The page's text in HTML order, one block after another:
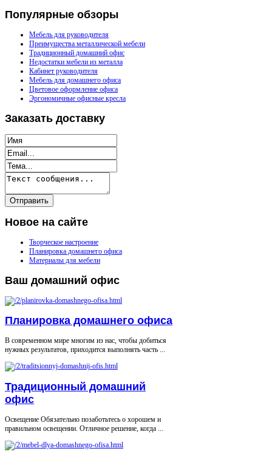
Популярные обзоры
Мебель для руководителя
Преимущества металлической мебели
Традиционный домашний офис
Недостатки мебели из металла
Кабинет руководителя
Мебель для домашнего офиса
Цветовое оформление офиса
Эргономичные офисные кресла
Заказать доставку
Новое на сайте
Творческое настроение
Планировка домашнего офиса
Материалы для мебели
Ваш домашний офис
Планировка домашнего офиса
В современном мире многим из нас, чтобы добиться
нужных результатов, приходится выполнять часть ...
Традиционный домашний
офис
Освещение Обязательно позаботьтесь о хорошем и
правильном освещении. Отличное решение, когда ...